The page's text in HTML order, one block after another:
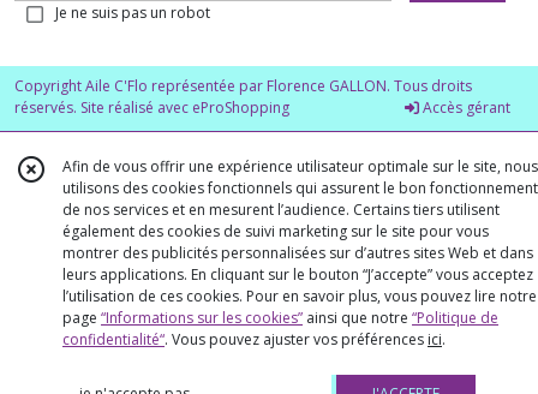
Je ne suis pas un robot
Copyright Aile C'Flo représentée par Florence GALLON. Tous droits
réservés. Site réalisé avec eProShopping Accès gérant
Afin de vous offrir une expérience utilisateur optimale sur le site, nous
utilisons des cookies fonctionnels qui assurent le bon fonctionnement
de nos services et en mesurent l’audience. Certains tiers utilisent
également des cookies de suivi marketing sur le site pour vous
montrer des publicités personnalisées sur d’autres sites Web et dans
leurs applications. En cliquant sur le bouton “J’accepte” vous acceptez
l’utilisation de ces cookies. Pour en savoir plus, vous pouvez lire notre
page “Informations sur les cookies” ainsi que notre “Politique de
confidentialité“. Vous pouvez ajuster vos préférences ici.